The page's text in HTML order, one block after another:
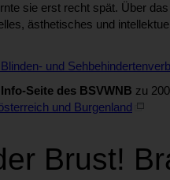
sie erst recht spät. Über
ästhetisches und
und
Info-Seite des BSVWNB zu
und Burgenland
Brust!